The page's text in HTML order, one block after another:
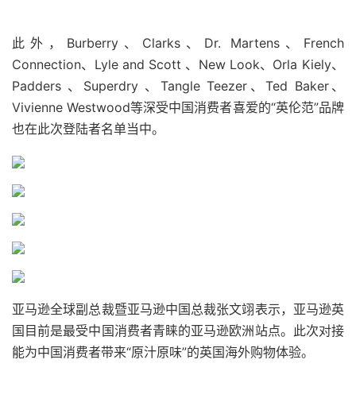
此外，Burberry、Clarks、Dr. Martens、French
Connection、Lyle and Scott 、New Look、Orla Kiely、
Padders 、Superdry 、Tangle Teezer、Ted Baker、
Vivienne Westwood等深受中国消费者喜爱的“英伦范”品牌
也在此次登陆者名单当中。
亚马逊全球副总裁暨亚马逊中国总裁张文翊表示，亚马逊英
国目前是最受中国消费者青睐的亚马逊欧洲站点。此次对接
能为中国消费者带来“原汁原味”的英国海外购物体验。